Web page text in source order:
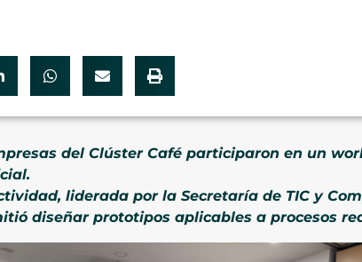
del Clúster Café participaron en un
liderada por la Secretaría de TIC y
diseñar prototipos aplicables a procesos